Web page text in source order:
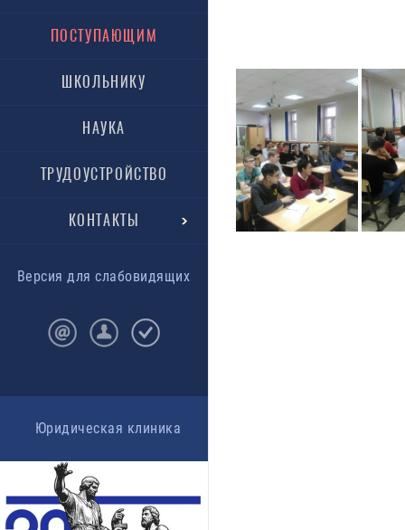
ПОСТУПАЮЩИМ
ШКОЛЬНИКУ
НАУКА
ТРУДОУСТРОЙСТВО
КОНТАКТЫ
Версия для слабовидящих
Юридическая клиника